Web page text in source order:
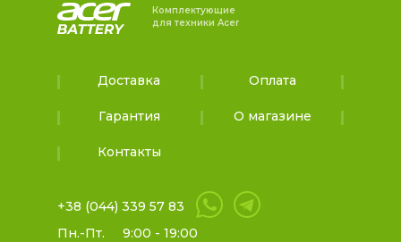
Комплектующие
для техники Acer
Доставка Оплата
Гарантия О магазине
Контакты
+38 (044) 339 57 83
Пн.-Пт.
9:00 - 19:00